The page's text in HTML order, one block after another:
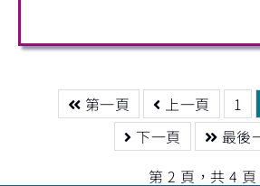
第一頁 上一頁 1
下一頁
最後
第 2 頁，共 4 頁